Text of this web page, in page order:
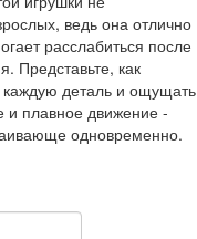
ведь она отлично
расслабиться после
Представьте, как
деталь и ощущать
и плавное движение -
одновременно.